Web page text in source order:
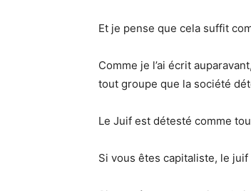
Et je pense que cela suffit
Comme je l’ai écrit
tout groupe que la société
Le Juif est détesté comme
Si vous êtes capitaliste, le